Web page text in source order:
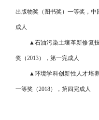
出版物奖（图书奖）一等奖，
成人
▲石油污染土壤革新修复
奖（2013），第一完成人
▲环境学科创新性人才培
一等奖（2018），第四完成人